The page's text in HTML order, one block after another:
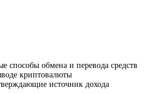
способы обмена и перевода средств
криптовалюты
источник дохода